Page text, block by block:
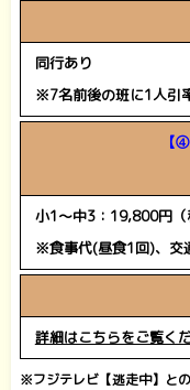
同行あり
※7名前後の班に1人引
【
小1～中3：19,800円（
※食事代(昼食1回)、交
詳細はこちらをご覧く
※フジテレビ【逃走中】と